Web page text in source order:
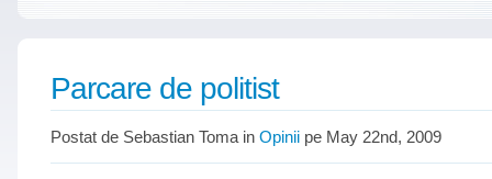
Parcare de politist
Postat de Sebastian Toma in Opinii pe May 22nd, 2009